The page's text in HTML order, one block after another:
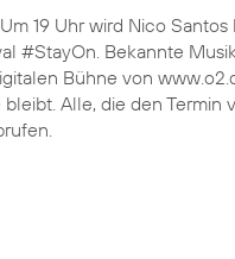
19 Uhr wird Nico
#StayOn. Bekannte
Bühne von
Alle, die den Termin